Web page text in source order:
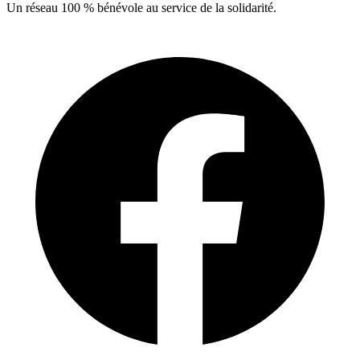
Un réseau 100 % bénévole au service de la solidarité.